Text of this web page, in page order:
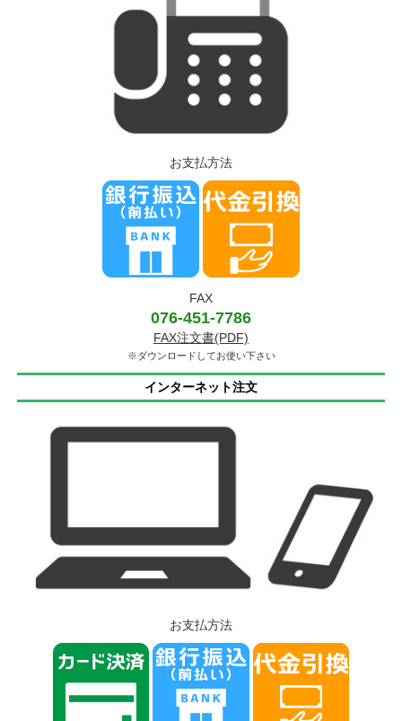
お支払方法
FAX
076-451-7786
FAX注文書(PDF)
※ダウンロードしてお使い下さい
インターネット注文
お支払方法